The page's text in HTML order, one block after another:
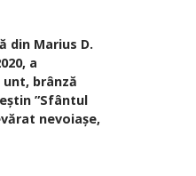
din Marius D.
a
brânză
”Sfântul
nevoiașe,